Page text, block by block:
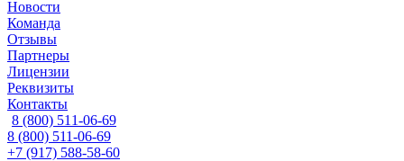
Новости
Команда
Отзывы
Партнеры
Лицензии
Реквизиты
Контакты
8 (800) 511-06-69
8 (800) 511-06-69
+7 (917) 588-58-60